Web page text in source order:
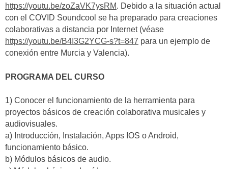
https://youtu.be/zoZaVK7ysRM. Debido a la situación actual
con el COVID Soundcool se ha preparado para creaciones
colaborativas a distancia por Internet (véase
https://youtu.be/B4I3G2YCG-s?t=847 para un ejemplo de
conexión entre Murcia y Valencia).
PROGRAMA DEL CURSO
1) Conocer el funcionamiento de la herramienta para
proyectos básicos de creación colaborativa musicales y
audiovisuales.
a) Introducción, Instalación, Apps IOS o Android,
funcionamiento básico.
b) Módulos básicos de audio.